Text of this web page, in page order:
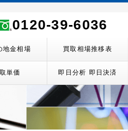
0120-39-6036
地金相場 買取相場推移表
単価 即日分析 即日決済